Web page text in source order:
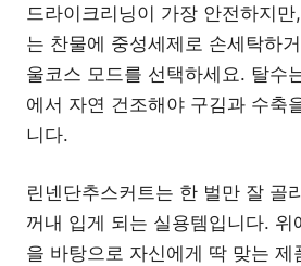
드라이크리닝이 가장 안전하지
는 찬물에 중성세제로 손세탁하
울코스 모드를 선택하세요. 탈수
에서 자연 건조해야 구김과 수축
니다.
린넨단추스커트는 한 벌만 잘 골
꺼내 입게 되는 실용템입니다. 위
을 바탕으로 자신에게 딱 맞는 제